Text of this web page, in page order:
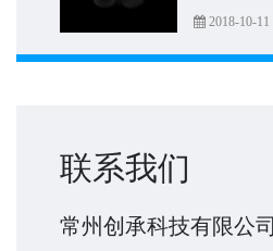
2018-10-11
联系我们
常州创承科技有限公司